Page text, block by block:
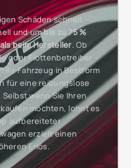
Schäden schnell,
und umbis zu 75 %
beim Hersteller. Ob
oder Flottenbetreiber –
Ihr Fahrzeug in Bestform
für eine reibungslose
Selbst wenn Sie Ihren
möchten, lohnt es
aufbereiteter
erzielt einen
Erlös.